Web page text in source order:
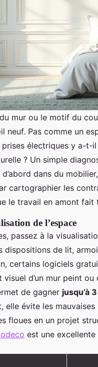
mur ou le motif du
Pas comme un
électriques y a-
? Un simple
dans du
cartographier les
le travail en amont
de l’espace
passez à la
dispositions de lit,
certains logiciels
d’un mur peint ou
de gagner jusqu’à
elle évite les
floues en un projet
est une